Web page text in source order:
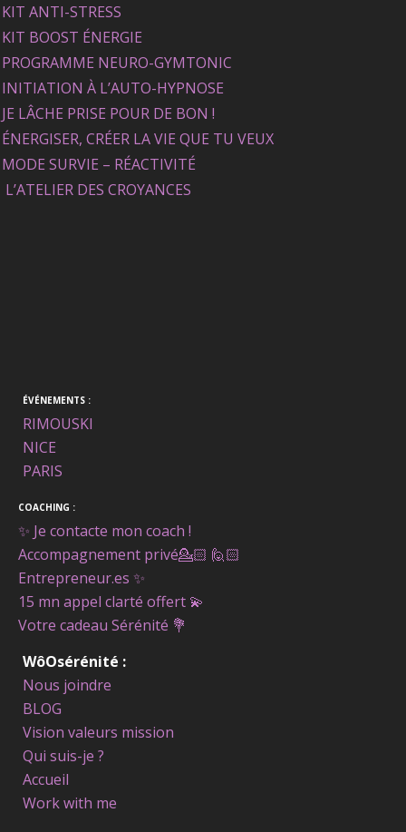
KIT ANTI-STRESS
KIT BOOST ÉNERGIE
PROGRAMME NEURO-GYMTONIC
INITIATION À L’AUTO-HYPNOSE
JE LÂCHE PRISE POUR DE BON !
ÉNERGISER, CRÉER LA VIE QUE TU VEUX
MODE SURVIE – RÉACTIVITÉ
L’ATELIER DES CROYANCES
ÉVÉNEMENTS :
RIMOUSKI
NICE
PARIS
COACHING :
✨ Je contacte mon coach !
Accompagnement privé💁🏻 🙋🏻
Entrepreneur.es ✨
15 mn appel clarté offert 💫
Votre cadeau Sérénité 💐
WôOsérénité :
Nous joindre
BLOG
Vision valeurs mission
Qui suis-je ?
Accueil
Work with me